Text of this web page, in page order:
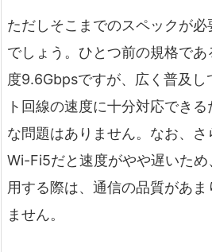
ただしそこまでのスペックが
でしょう。ひとつ前の規格で
度9.6Gbpsですが、広く普及し
ト回線の速度に十分対応でき
な問題はありません。なお、
Wi-Fi5だと速度がやや遅いため
用する際は、通信の品質があ
ません。